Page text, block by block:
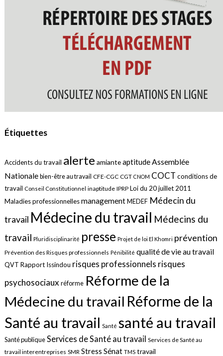
Étiquettes
Accidents du travail alerte amianteaptitude Assemblée
Nationale bien-être au travail CFE-CGC CGT CNOM COCT conditions de
travail Conseil Constitutionnel inaptitude IPRP Loi du 20 juillet 2011
Maladies professionnellesmanagement MEDEF Médecin du
travail Médecine du travail Médecins du
travail Pluridisciplinarité presse Projet de loi El Khomri prévention
Prévention des Risques professionnels Pénibilité qualité de vie au travail
QVT Rapport Issindou risques professionnels risques
psychosociaux réforme Réforme de la
Médecine du travail Réforme de la
Santé au travail Santé santé au travail
Santé publique Services de Santé au travail Services de Santé au
travail interentreprises SMR Stress Sénat TMS travail